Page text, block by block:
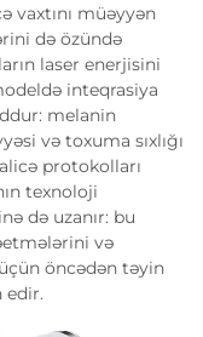
vaxtını müəyyən
də özündə
laser enerjisini
inteqrasiya
melanin
və toxuma sıxlığı
protokolları
texnoloji
də uzanır: bu
və
öncədən təyin
edir.